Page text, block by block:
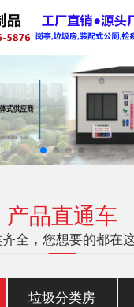
产品直通车
全，您想要的都在
垃圾分类房